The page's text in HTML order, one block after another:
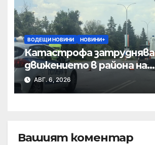
ВОДЕЩИ НОВИНИ НОВИНИ+
Катастрофа затруднява
движението в района на
Хиподрума
АВГ. 6, 2026
Вашият коментар